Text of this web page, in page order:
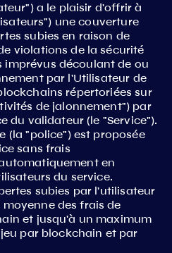
a le plaisir d'offrir à
une couverture
subies en raison de
violations de la sécurité
imprévus découlant de ou
par l'Utilisateur de
répertoriées sur
de jalonnement") par
du validateur (le "Service").
(la "police") est proposée
sans frais
en
du service.
subies par l'utilisateur
des frais de
et jusqu'à un maximum
par blockchain et par